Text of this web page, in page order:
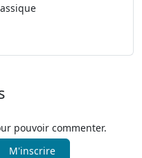
pouvoir commenter.
M'inscrire